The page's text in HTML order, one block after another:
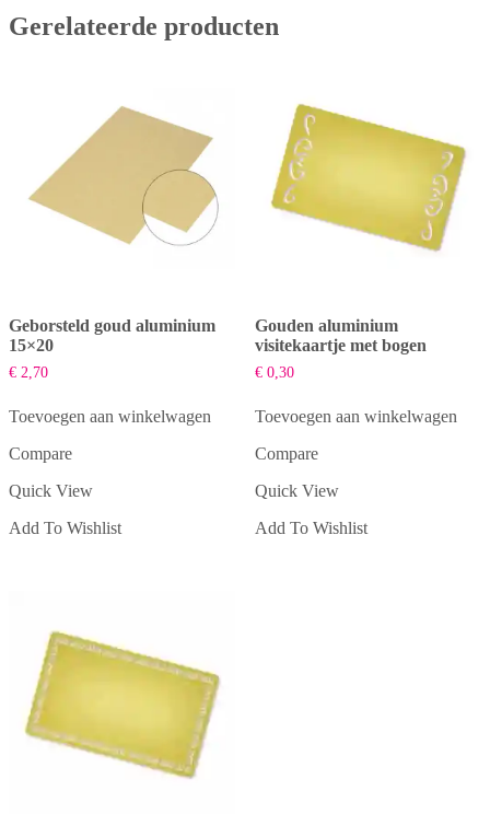
Gerelateerde producten
Geborsteld goud aluminium
15×20
€ 2,70
Toevoegen aan winkelwagen
Compare
Quick View
Add To Wishlist
Gouden aluminium
visitekaartje met bogen
€0,30
Toevoegen aan winkelwagen
Compare
Quick View
Add To Wishlist